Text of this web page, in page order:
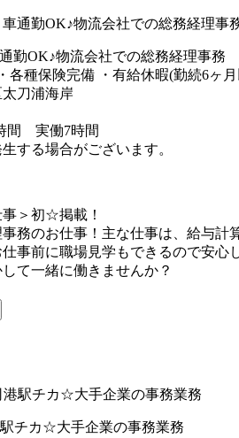
通勤OK♪物流会社での総務経理事
各種保険完備 ・有給休暇(勤続6ヶ
刀浦海岸
間 実働7時間
する場合がございます。
＞初☆掲載！
務のお仕事！主な仕事は、給与
事前に職場見学もできるので安心
て一緒に働きませんか？
港駅チカ☆大手企業の事務業務